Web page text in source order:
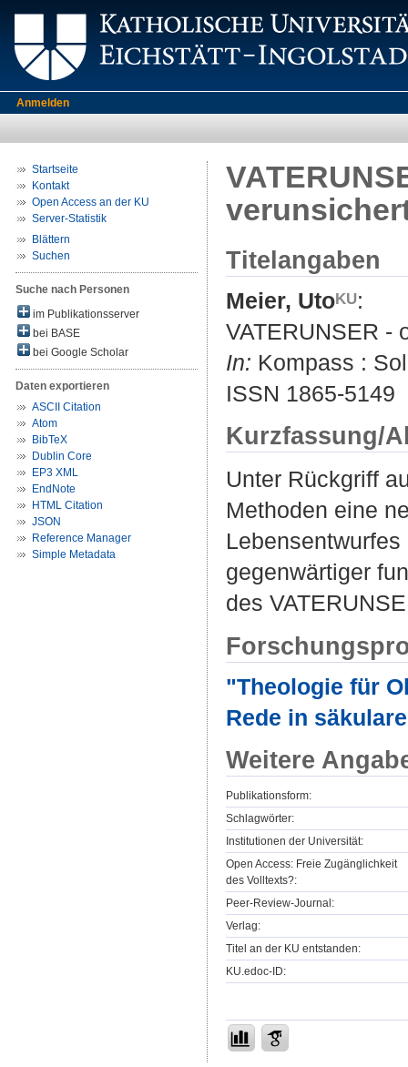
Anmelden
Startseite
Kontakt
Open Access an der KU
Server-Statistik
Blättern
Suchen
Suche nach Personen
im Publikationsserver
bei BASE
bei Google Scholar
Daten exportieren
ASCII Citation
Atom
BibTeX
Dublin Core
EP3 XML
EndNote
HTML Citation
JSON
Reference Manager
Simple Metadata
Titelangaben
Meier, Uto
:
VATERUNSER -
In: Kompass :
ISSN 1865-5149
Kurzfassung/
Unter Rückgriff
Methoden eine
gegenwärtiger
des
"Theologie für
Rede in
Weitere
Publikationsform:
Schlagwörter:
Institutionen der Universität:
Open Access: Freie Zugänglichkeit
des Volltexts?:
Peer-Review-Journal:
Verlag:
Titel an der KU entstanden:
KU.edoc-ID: